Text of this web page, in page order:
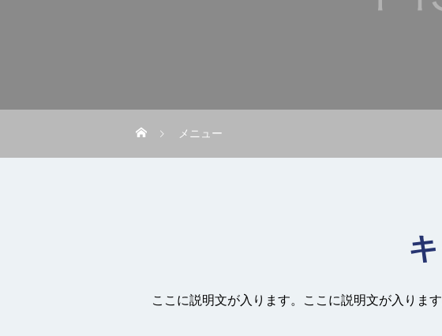
メニュー
ここに説明文が入ります。ここに説明文が入りま